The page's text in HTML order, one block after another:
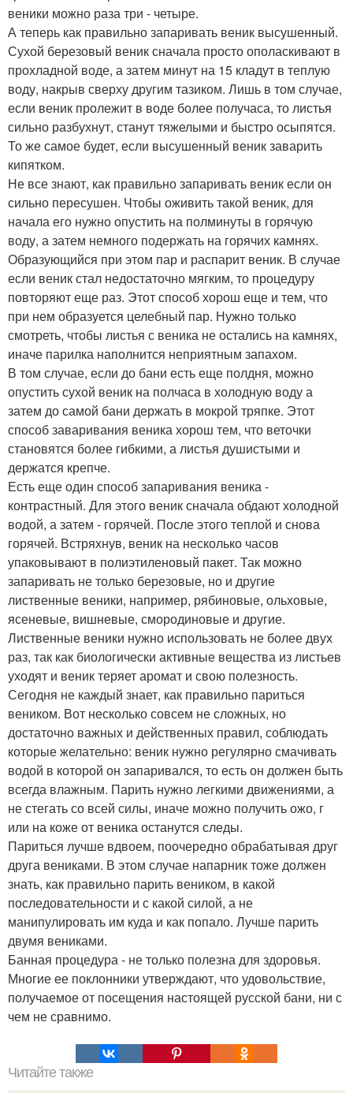
веники можно раза три - четыре.
А теперь как правильно запаривать веник высушенный.
Сухой березовый веник сначала просто ополаскивают в
прохладной воде, а затем минут на 15 кладут в теплую
воду, накрыв сверху другим тазиком. Лишь в том случае,
если веник пролежит в воде более получаса, то листья
сильно разбухнут, станут тяжелыми и быстро осыпятся.
То же самое будет, если высушенный веник заварить
кипятком.
Не все знают, как правильно запаривать веник если он
сильно пересушен. Чтобы оживить такой веник, для
начала его нужно опустить на полминуты в горячую
воду, а затем немного подержать на горячих камнях.
Образующийся при этом пар и распарит веник. В случае
если веник стал недостаточно мягким, то процедуру
повторяют еще раз. Этот способ хорош еще и тем, что
при нем образуется целебный пар. Нужно только
смотреть, чтобы листья с веника не остались на камнях,
иначе парилка наполнится неприятным запахом.
В том случае, если до бани есть еще полдня, можно
опустить сухой веник на полчаса в холодную воду а
затем до самой бани держать в мокрой тряпке. Этот
способ заваривания веника хорош тем, что веточки
становятся более гибкими, а листья душистыми и
держатся крепче.
Есть еще один способ запаривания веника -
контрастный. Для этого веник сначала обдают холодной
водой, а затем - горячей. После этого теплой и снова
горячей. Встряхнув, веник на несколько часов
упаковывают в полиэтиленовый пакет. Так можно
запаривать не только березовые, но и другие
лиственные веники, например, рябиновые, ольховые,
ясеневые, вишневые, смородиновые и другие.
Лиственные веники нужно использовать не более двух
раз, так как биологически активные вещества из листьев
уходят и веник теряет аромат и свою полезность.
Сегодня не каждый знает, как правильно париться
веником. Вот несколько совсем не сложных, но
достаточно важных и действенных правил, соблюдать
которые желательно: веник нужно регулярно смачивать
водой в которой он запаривался, то есть он должен быть
всегда влажным. Парить нужно легкими движениями, а
не стегать со всей силы, иначе можно получить ожо, г
или на коже от веника останутся следы.
Париться лучше вдвоем, поочередно обрабатывая друг
друга вениками. В этом случае напарник тоже должен
знать, как правильно парить веником, в какой
последовательности и с какой силой, а не
манипулировать им куда и как попало. Лучше парить
двумя вениками.
Банная процедура - не только полезна для здоровья.
Многие ее поклонники утверждают, что удовольствие,
получаемое от посещения настоящей русской бани, ни с
чем не сравнимо.
Читайте также